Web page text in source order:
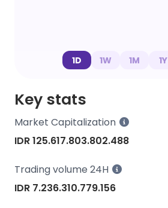
1D 1W 1M 1Y
Key stats
Market Capitalization
IDR 125.617.803.802.488
Trading volume 24H
IDR 7.236.310.779.156